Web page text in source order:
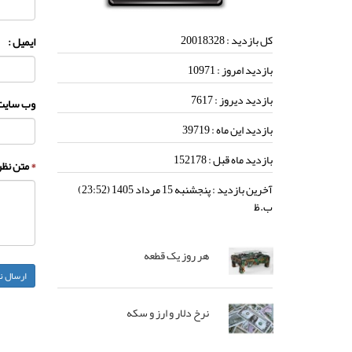
کل بازدید :20018328
بازدید امروز :10971
بازدید دیروز :7617
بازدید این ماه :39719
بازدید ماه قبل :152178
آخرین بازدید :
پنجشنبه 15 مرداد 1405 (23:52)
ب.ظ
هر روز یک قطعه
نرخ دلار و ارز و سکه
ایمیل :
وب
*متن